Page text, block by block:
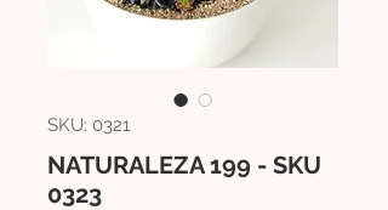
SKU: 0321
NATURALEZA 199 - SKU
0323